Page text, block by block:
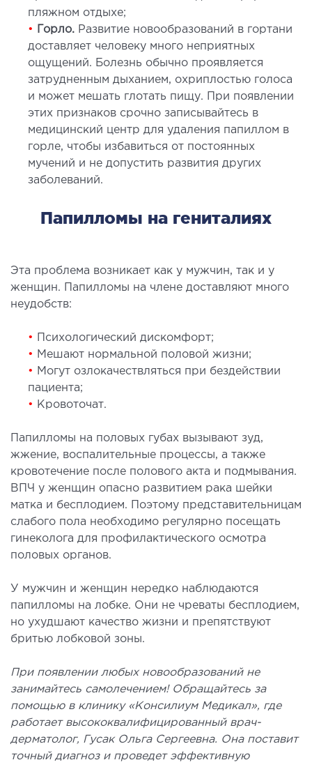
РЕЗОНАНСНАЯ
(МРТ)
органов
головы
желез с имплантами и без
РЕАБИЛИТОЛОГИЯ
ХИРУРГИЯ
хирургия
опорно-двигательного аппарата
(травматологический пункт)
оперативных вмешательств
И ЭФФЕРЕНТНАЯ
и гемосорбция
пляжном отдыхе;
•
Горло. Развитие новообразований в гортани
доставляет человеку много неприятных
ощущений. Болезнь обычно проявляется
затрудненным дыханием, охриплостью голоса
и может мешать глотать пищу. При появлении
этих признаков срочно записывайтесь в
медицинский центр для удаления папиллом в
горле, чтобы избавиться от постоянных
мучений и не допустить развития других
заболеваний.
Папилломы на гениталиях
Эта проблема возникает как у мужчин, так и у
женщин. Папилломы на члене доставляют много
неудобств:
•
Психологический дискомфорт;
•
Мешают нормальной половой жизни;
•
Могут озлокачествляться при бездействии
пациента;
• Кровоточат.
Папилломы на половых губах вызывают зуд,
жжение, воспалительные процессы, а также
кровотечение после полового акта и подмывания.
ВПЧ у женщин опасно развитием рака шейки
матка и бесплодием. Поэтому представительницам
слабого пола необходимо регулярно посещать
гинеколога для профилактического осмотра
половых органов.
У мужчин и женщин нередко наблюдаются
папилломы на лобке. Они не чреваты бесплодием,
но ухудшают качество жизни и препятствуют
бритью лобковой зоны.
При появлении любых новообразований не
занимайтесь самолечением! Обращайтесь за
помощью в клинику «Консилиум Медикал», где
работает высококвалифицированный врач-
дерматолог, Гусак Ольга Сергеевна. Она поставит
точный диагноз и проведет эффективную